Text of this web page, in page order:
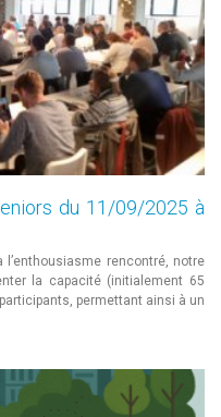
du 11/09/2025 à
l’enthousiasme rencontré, notre
la capacité (initialement 65
permettant ainsi à un